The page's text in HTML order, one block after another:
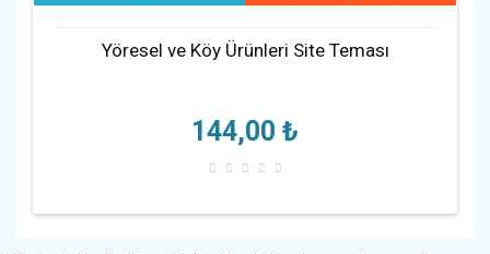
Yöresel ve Köy Ürünleri Site Teması
144,00 ₺